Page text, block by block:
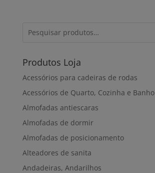
Produtos Loja
Acessórios para cadeiras de rodas
Acessórios de Quarto, Cozinha e Banho
Almofadas antiescaras
Almofadas de dormir
Almofadas de posicionamento
Alteadores de sanita
Andadeiras, Andarilhos